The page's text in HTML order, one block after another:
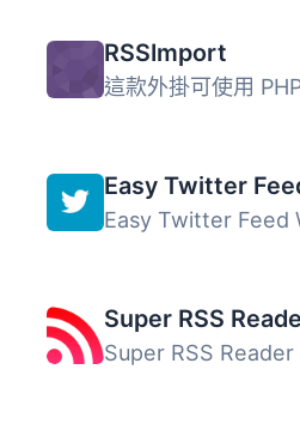
RSSImport
Easy Twitter